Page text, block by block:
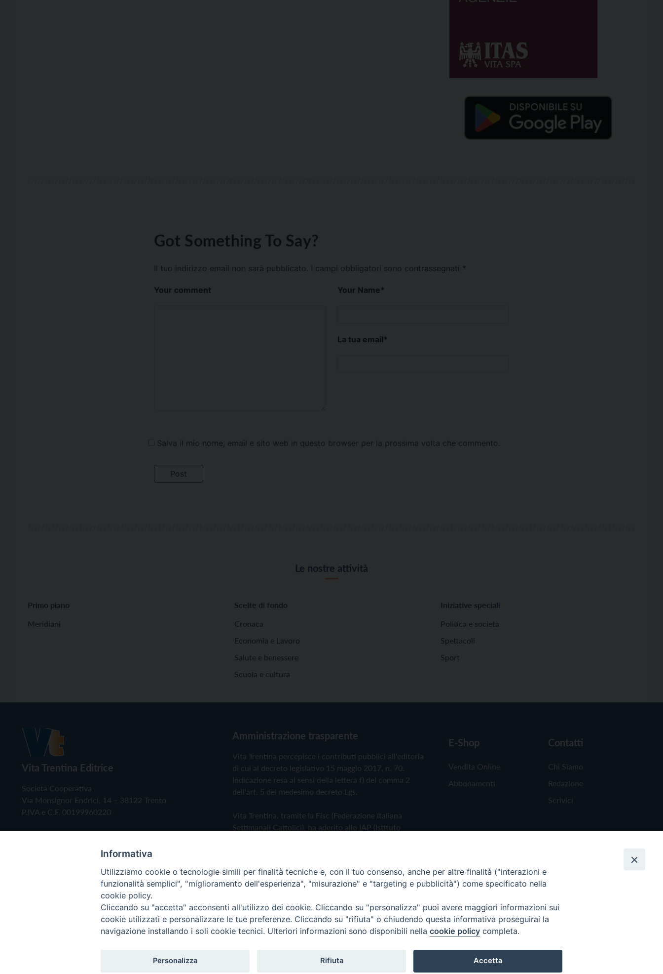
Got Something To Say?
Il tuo indirizzo email non sarà pubblicato. I campi obbligatori sono contrassegnati *
Your comment Your Name*
La tua email*
Salva il mio nome, email e sito web in questo browser per la prossima volta che commento.
Le nostre attività
Primo piano
Meridiani
Scelte di fondo
Cronaca
Economia e Lavoro
Salute e benessere
Scuola e cultura
Iniziative speciali
Politica e società
Spettacoli
Sport
Vita Trentina Editrice
Società Cooperativa
Via Monsignor Endrici, 14 – 38122 Trento
P.IVA e C.F. 00199960220
Amministrazione trasparente
Vita Trentina percepisce i contributi pubblici all'editoria
di cui al decreto legislativo 15 maggio 2017, n. 70.
Indicazione resa ai sensi della lettera f) del comma 2
dell'art. 5 del medesimo decreto Lgs.
Vita Trentina, tramite la Fisc (Federazione Italiana
Settimanali Cattolici), ha aderito allo IAP (Istituto
Privacy Policy Cookie Policy
E-Shop
Vendita Online
Abbonamenti
Contatti
Chi Siamo
Redazione
Scrivici
Copyright © 2019 - Tutti i diritti riservati - Vita Trentina Editrice
Informativa
Utilizziamo cookie o tecnologie simili per finalità tecniche e, con il tuo consenso, anche per altre finalità ("interazioni e
funzionalità semplici", "miglioramento dell'esperienza", "misurazione" e "targeting e pubblicità") come specificato nella
cookie policy.
Cliccando su "accetta" acconsenti all'utilizzo dei cookie. Cliccando su "personalizza" puoi avere maggiori informazioni sui
cookie utilizzati e personalizzare le tue preferenze. Cliccando su "rifiuta" o chiudendo questa informativa proseguirai la
navigazione installando i soli cookie tecnici. Ulteriori informazioni sono disponibili nella cookie policy completa.
Personalizza Rifiuta Accetta